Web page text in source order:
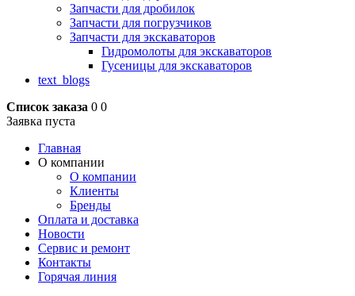
Запчасти для дробилок
Запчасти для погрузчиков
Запчасти для экскаваторов
Гидромолоты для экскаваторов
Гусеницы для экскаваторов
text_blogs
Список заказа 0 0
Заявка пуста
Главная
О компании
О компании
Клиенты
Бренды
Оплата и доставка
Новости
Сервис и ремонт
Контакты
Горячая линия